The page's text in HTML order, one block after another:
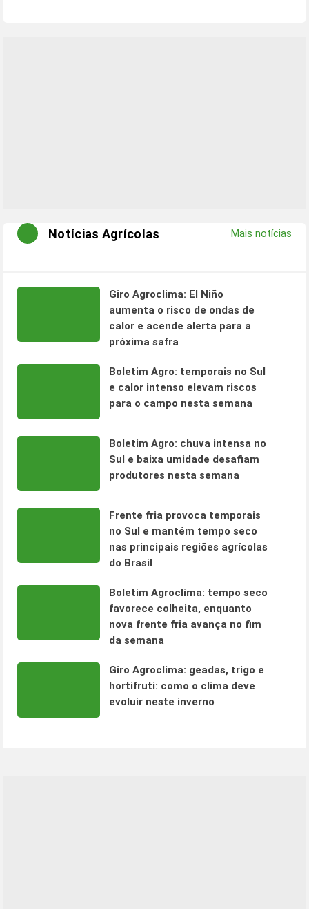
Notícias Agrícolas Mais notícias
Giro Agroclima: El Niño
aumenta o risco de ondas de
calor e acende alerta para a
próxima safra
Boletim Agro: temporais no Sul
e calor intenso elevam riscos
para o campo nesta semana
Boletim Agro: chuva intensa no
Sul e baixa umidade desafiam
produtores nesta semana
Frente fria provoca temporais
no Sul e mantém tempo seco
nas principais regiões agrícolas
do Brasil
Boletim Agroclima: tempo seco
favorece colheita, enquanto
nova frente fria avança no fim
da semana
Giro Agroclima: geadas, trigo e
hortifruti: como o clima deve
evoluir neste inverno